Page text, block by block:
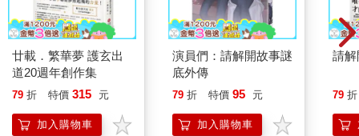
廿載．繁華夢 護玄出
道20週年創作集
79 折 特價 315 元
加入購物車
演員們：請解開故事謎
底外傳
79 折 特價 95 元
加入購物車
請解
79 折